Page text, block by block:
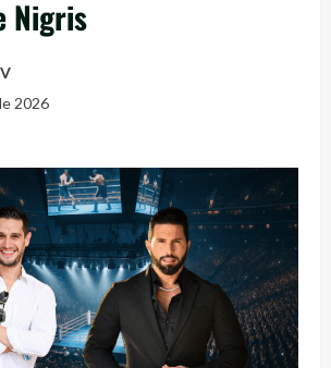
Nigris
2026